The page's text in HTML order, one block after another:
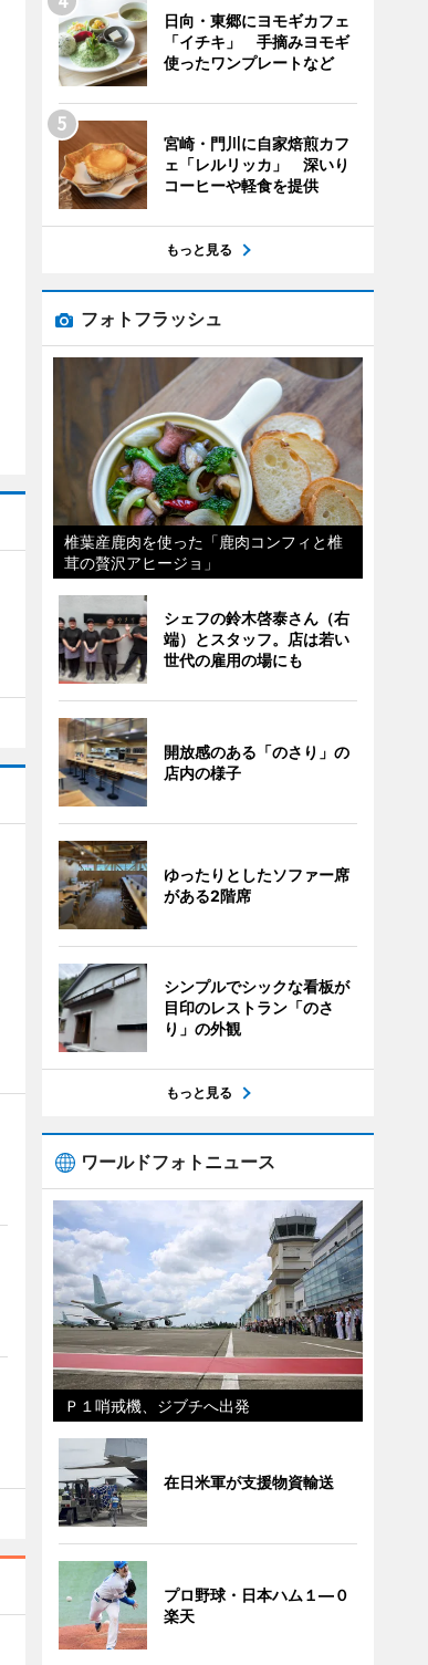
日向・東郷にヨモギカフェ
「イチキ」 手摘みヨモギ
使ったワンプレートなど
宮崎・門川に自家焙煎カフ
ェ「レルリッカ」 深いり
コーヒーや軽食を提供
もっと見る
フォトフラッシュ
椎葉産鹿肉を使った「鹿肉コンフィと椎
茸の贅沢アヒージョ」
シェフの鈴木啓泰さん（右
端）とスタッフ。店は若い
世代の雇用の場にも
開放感のある「のさり」の
店内の様子
ゆったりとしたソファー席
がある2階席
シンプルでシックな看板が
目印のレストラン「のさ
り」の外観
もっと見る
ワールドフォトニュース
Ｐ１哨戒機、ジブチへ出発
在日米軍が支援物資輸送
プロ野球・日本ハム１―０
楽天